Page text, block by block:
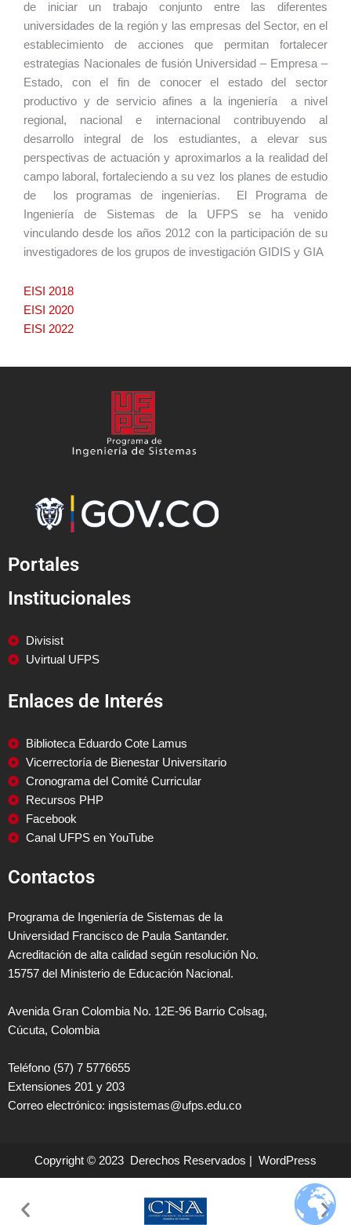
de iniciar un trabajo conjunto entre las diferentes
universidades de la región y las empresas del Sector, en el
establecimiento de acciones que permitan fortalecer
estrategias Nacionales de fusión Universidad – Empresa –
Estado, con el fin de conocer el estado del sector
productivo y de servicio afines a la ingeniería a nivel
regional, nacional e internacional contribuyendo al
desarrollo integral de los estudiantes, a elevar sus
perspectivas de actuación y aproximarlos a la realidad del
campo laboral, fortaleciendo a su vez los planes de estudio
de los programas de ingenierías. El Programa de
Ingeniería de Sistemas de la UFPS se ha venido
vinculando desde los años 2012 con la participación de su
investigadores de los grupos de investigación GIDIS y GIA
EISI 2018
EISI 2020
EISI 2022
Portales
Institucionales
Divisist
Uvirtual UFPS
Enlaces de Interés
Biblioteca Eduardo Cote Lamus
Vicerrectoría de Bienestar Universitario
Cronograma del Comité Curricular
Recursos PHP
Facebook
Canal UFPS en YouTube
Contactos
Programa de Ingeniería de Sistemas de la
Universidad Francisco de Paula Santander.
Acreditación de alta calidad según resolución No.
15757 del Ministerio de Educación Nacional.
Avenida Gran Colombia No. 12E-96 Barrio Colsag,
Cúcuta, Colombia
Teléfono (57) 7 5776655
Extensiones 201 y 203
Correo electrónico: ingsistemas@ufps.edu.co
Copyright © 2023 Derechos Reservados | WordPress